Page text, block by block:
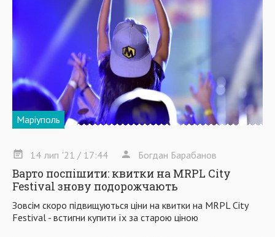
Маріуполь
14 лип '21 / 17:44 Богдан Барабанов
Варто поспішити: квитки на MRPL City
Festival знову подорожчають
Зовсім скоро підвищуються ціни на квитки на MRPL City
Festival - встигни купити їх за старою ціною